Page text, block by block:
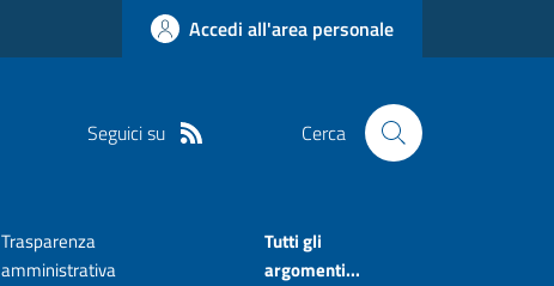
Accedi all'area personale
Seguici su Cerca
Trasparenza
amministrativa
Tutti gli
argomenti...